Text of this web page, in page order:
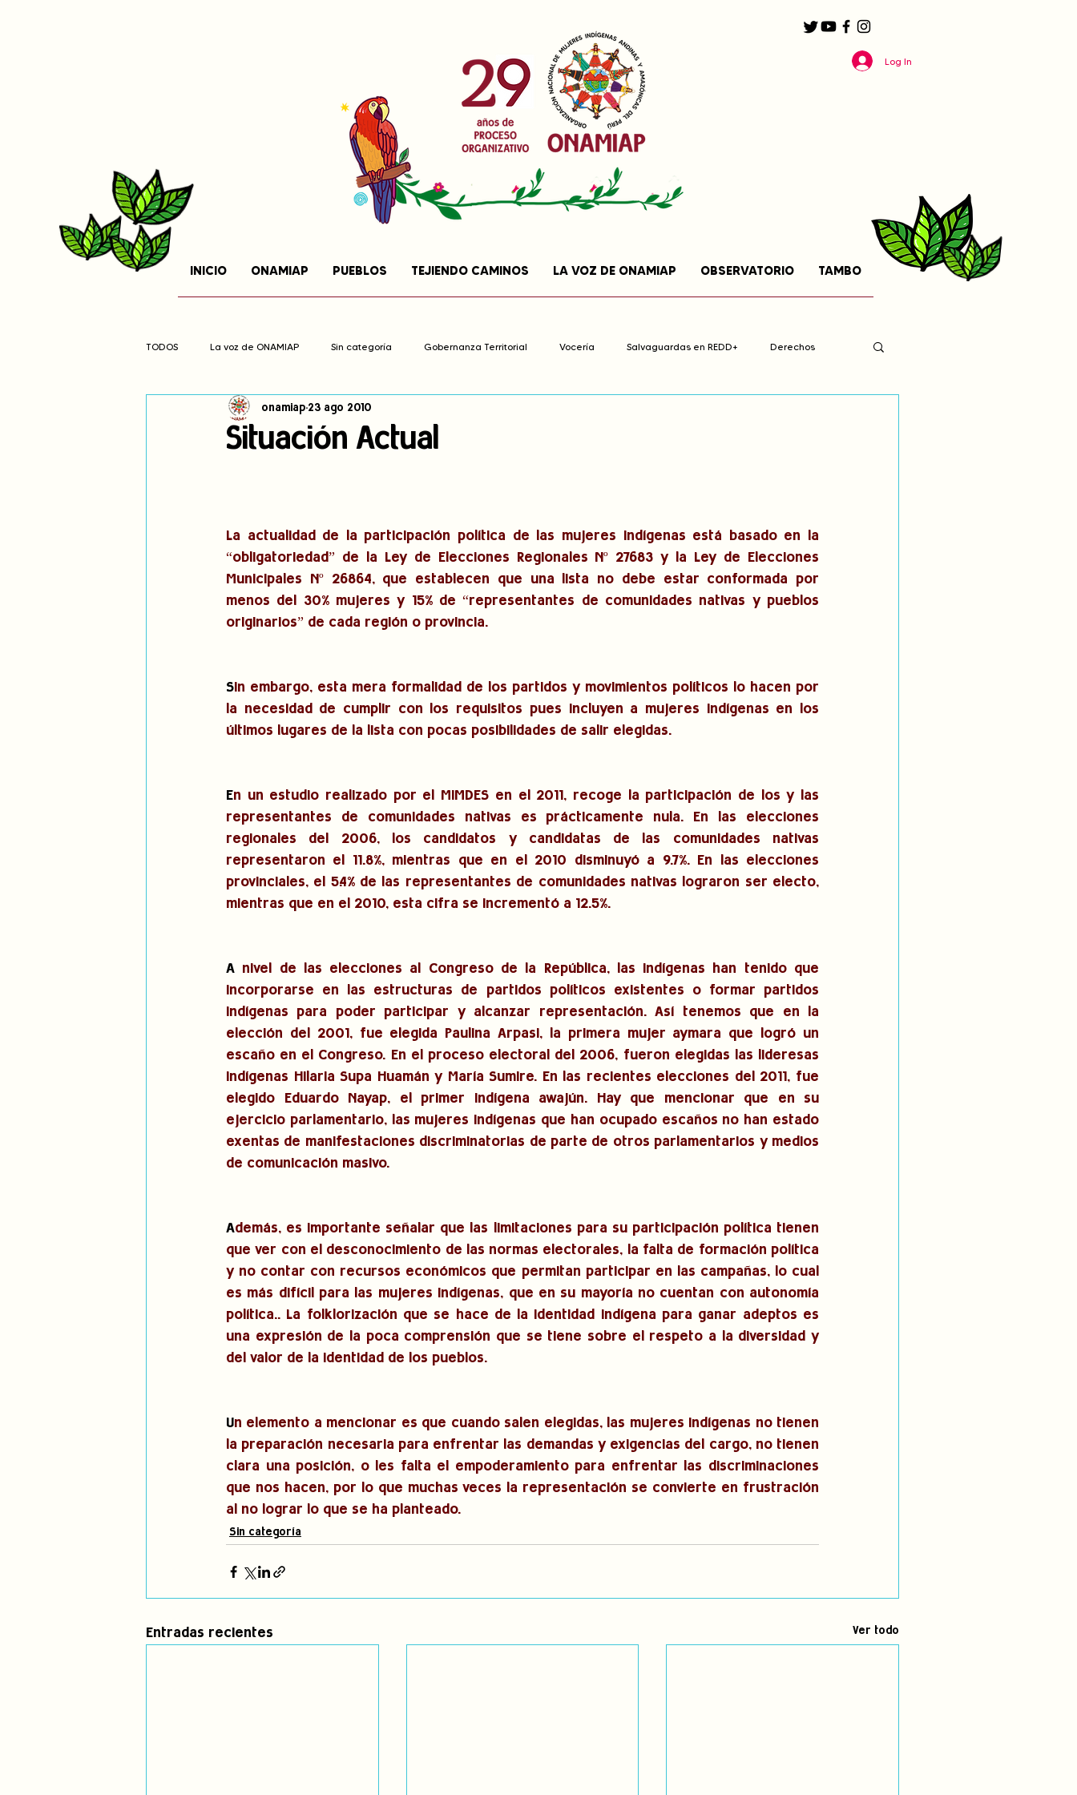
INICIO ONAMIAP PUEBLOS TEJIENDO CAMINOS LA VOZ DE ONAMIAP OBSERVATORIO TAMBO
Log In
TODOS La voz de ONAMIAP Sin categoría Gobernanza Territorial Vocería Salvaguardas en REDD+ Derechos
Cambio climático Navegador indígena
jóvenes indígenas Incidencias incidencia PNPI Nuestras Raíces Cuentan
Situación Actual
onamiap 23 ago 2010
La actualidad de la participación política de las mujeres indígenas está basado en la
“obligatoriedad” de la Ley de Elecciones Regionales Nº 27683 y la Ley de Elecciones
Municipales Nº 26864, que establecen que una lista no debe estar conformada por
menos del 30% mujeres y 15% de “representantes de comunidades nativas y pueblos
originarios” de cada región o provincia.
Sin embargo, esta mera formalidad de los partidos y movimientos políticos lo hacen por
la necesidad de cumplir con los requisitos pues incluyen a mujeres indígenas en los
últimos lugares de la lista con pocas posibilidades de salir elegidas.
En un estudio realizado por el MIMDES en el 2011, recoge la participación de los y las
representantes de comunidades nativas es prácticamente nula. En las elecciones
regionales del 2006, los candidatos y candidatas de las comunidades nativas
representaron el 11.8%, mientras que en el 2010 disminuyó a 9.7%. En las elecciones
provinciales, el 5.4% de las representantes de comunidades nativas lograron ser electo,
mientras que en el 2010, esta cifra se incrementó a 12.5%.
A nivel de las elecciones al Congreso de la República, las indígenas han tenido que
incorporarse en las estructuras de partidos políticos existentes o formar partidos
indígenas para poder participar y alcanzar representación. Así tenemos que en la
elección del 2001, fue elegida Paulina Arpasi, la primera mujer aymara que logró un
escaño en el Congreso. En el proceso electoral del 2006, fueron elegidas las lideresas
indígenas Hilaria Supa Huamán y María Sumire. En las recientes elecciones del 2011, fue
elegido Eduardo Nayap, el primer indígena awajún. Hay que mencionar que en su
ejercicio parlamentario, las mujeres indígenas que han ocupado escaños no han estado
exentas de manifestaciones discriminatorias de parte de otros parlamentarios y medios
de comunicación masivo.
Además, es importante señalar que las limitaciones para su participación política tienen
que ver con el desconocimiento de las normas electorales, la falta de formación política
y no contar con recursos económicos que permitan participar en las campañas, lo cual
es más difícil para las mujeres indígenas, que en su mayoría no cuentan con autonomía
política.. La folklorización que se hace de la identidad indígena para ganar adeptos es
una expresión de la poca comprensión que se tiene sobre el respeto a la diversidad y
del valor de la identidad de los pueblos.
Un elemento a mencionar es que cuando salen elegidas, las mujeres indígenas no tienen
la preparación necesaria para enfrentar las demandas y exigencias del cargo, no tienen
clara una posición, o les falta el empoderamiento para enfrentar las discriminaciones
que nos hacen, por lo que muchas veces la representación se convierte en frustración
al no lograr lo que se ha planteado.
Sin categoría
Entradas recientes Ver todo